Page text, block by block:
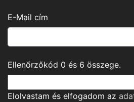
E-Mail cím
Ellenőrzőkód 0 és 6 összege.
Elolvastam és elfogadom az